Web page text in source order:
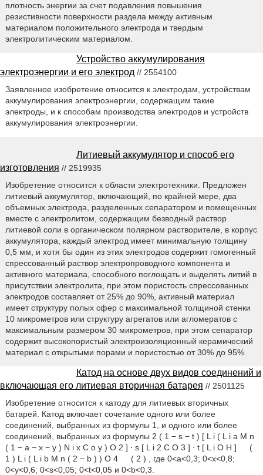
плотность энергии за счет подавления повышения
резистивности поверхности раздела между активным
материалом положительного электрода и твердым
электролитическим материалом.
Устройство аккумулирования
электроэнергии и его электрод // 2554100
Заявленное изобретение относится к электродам, устройствам
аккумулирования электроэнергии, содержащим такие
электроды, и к способам производства электродов и устройств
аккумулирования электроэнергии.
Литиевый аккумулятор и способ его
изготовления // 2519935
Изобретение относится к области электротехники. Предложен
литиевый аккумулятор, включающий, по крайней мере, два
объемных электрода, разделенных сепаратором и помещенных
вместе с электролитом, содержащим безводный раствор
литиевой соли в органическом полярном растворителе, в корпус
аккумулятора, каждый электрод имеет минимальную толщину
0,5 мм, и хотя бы один из этих электродов содержит гомогенный
спрессованный раствор электропроводного компонента и
активного материала, способного поглощать и выделять литий в
присутствии электролита, при этом пористость спрессованных
электродов составляет от 25% до 90%, активный материал
имеет структуру полых сфер с максимальной толщиной стенки
10 микрометров или структуру агрегатов или агломератов с
максимальным размером 30 микрометров, при этом сепаратор
содержит высокопористый электроизоляционный керамический
материал с открытыми порами и пористостью от 30% до 95%.
Катод на основе двух видов соединений и
включающая его литиевая вторичная батарея // 2501125
Изобретение относится к катоду для литиевых вторичных
батарей. Катод включает сочетание одного или более
соединений, выбранных из формулы 1, и одного или более
соединений, выбранных из формулы 2 ( 1 − s − t ) [ L i ( L i a M n
( 1 − a − x − y ) N i x C o y ) O 2 ] ⋅ s [ L i 2 C O 3 ] ⋅ t [ L i O H ] (
1 ) L i ( L i b M n ( 2 − b ) ) O 4 ( 2 ) , где 0<a<0,3; 0<x<0,8;
0<y<0,6; 0<s<0,05; 0<t<0,05 и 0<b<0,3.